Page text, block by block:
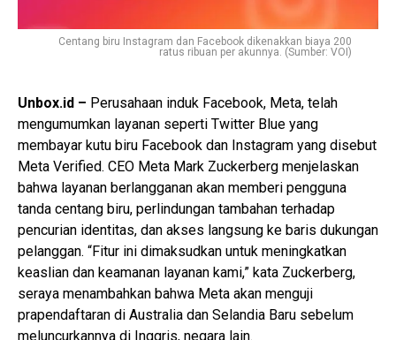
Centang biru Instagram dan Facebook dikenakkan biaya 200
ratus ribuan per akunnya. (Sumber: VOI)
Unbox.id – Perusahaan induk Facebook, Meta, telah
mengumumkan layanan seperti Twitter Blue yang
membayar kutu biru Facebook dan Instagram yang disebut
Meta Verified. CEO Meta Mark Zuckerberg menjelaskan
bahwa layanan berlangganan akan memberi pengguna
tanda centang biru, perlindungan tambahan terhadap
pencurian identitas, dan akses langsung ke baris dukungan
pelanggan. “Fitur ini dimaksudkan untuk meningkatkan
keaslian dan keamanan layanan kami,” kata Zuckerberg,
seraya menambahkan bahwa Meta akan menguji
prapendaftaran di Australia dan Selandia Baru sebelum
meluncurkannya di Inggris, negara lain.